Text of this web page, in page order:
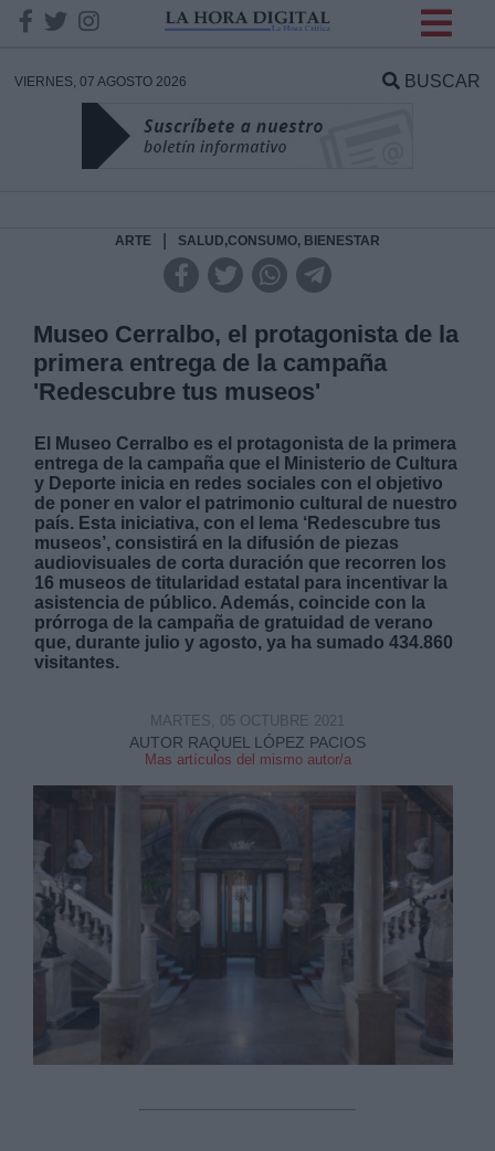
VIERNES, 07 AGOSTO 2026 BUSCAR
ARTE SALUD,CONSUMO, BIENESTAR
Museo Cerralbo, el protagonista de la
primera entrega de la campaña
'Redescubre tus museos'
El Museo Cerralbo es el protagonista de la primera
entrega de la campaña que el Ministerio de Cultura
y Deporte inicia en redes sociales con el objetivo
de poner en valor el patrimonio cultural de nuestro
país. Esta iniciativa, con el lema ‘Redescubre tus
museos’, consistirá en la difusión de piezas
audiovisuales de corta duración que recorren los
16 museos de titularidad estatal para incentivar la
asistencia de público. Además, coincide con la
prórroga de la campaña de gratuidad de verano
que, durante julio y agosto, ya ha sumado 434.860
visitantes.
AUTOR RAQUEL LÓPEZ PACIOS
Mas artículos del mismo autor/a
MARTES, 05 OCTUBRE 2021
DATOS
Responsable:
Legitimación:
Destinatarios:
Derechos: